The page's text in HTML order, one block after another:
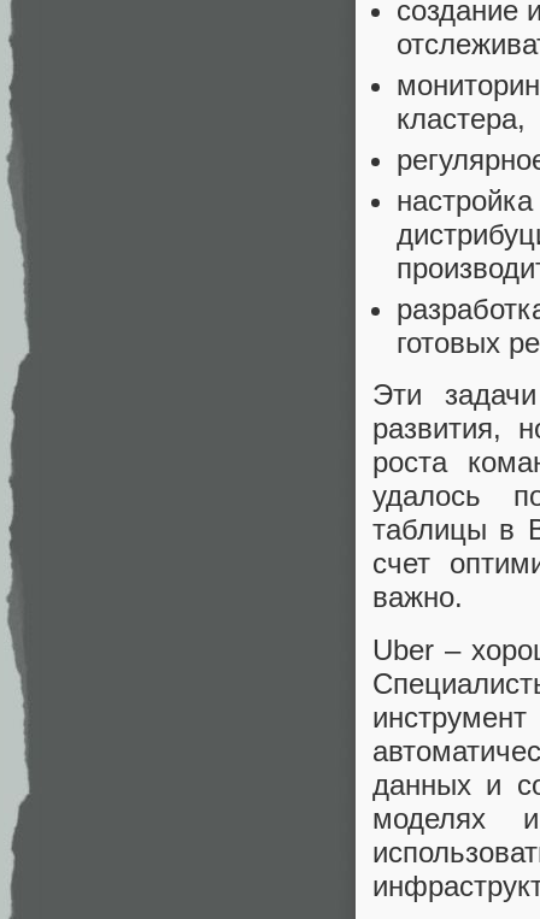
создание
кластера,
готовых
Эти
развития,
роста
удалось
таблицы в
счет
важно.
Uber –
данных и
моделях